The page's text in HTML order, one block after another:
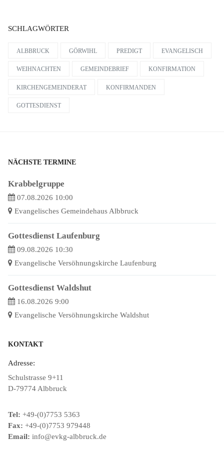
SCHLAGWÖRTER
ALBBRUCK GÖRWIHL PREDIGT EVANGELISCH
WEIHNACHTEN GEMEINDEBRIEF KONFIRMATION
KIRCHENGEMEINDERAT KONFIRMANDEN
GOTTESDIENST
NÄCHSTE TERMINE
Krabbelgruppe
07.08.2026 10:00
Evangelisches Gemeindehaus Albbruck
Gottesdienst Laufenburg
09.08.2026 10:30
Evangelische Versöhnungskirche Laufenburg
Gottesdienst Waldshut
16.08.2026 9:00
Evangelische Versöhnungskirche Waldshut
KONTAKT
Adresse:
Schulstrasse 9+11
D-79774 Albbruck
Tel: +49-(0)7753 5363
Fax: +49-(0)7753 979448
Email: info@evkg-albbruck.de